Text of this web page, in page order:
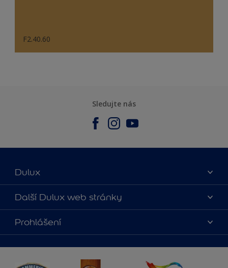
F2.40.60
Sledujte nás
Dulux
O nás
Kontaktujte nás
Najít obchod
Další Dulux web stránky
duluxmalir.cz
duluxmaliar.sk
duluxprodejnabarev.cz
duluxpredajnafarieb.sk
Prohlášení